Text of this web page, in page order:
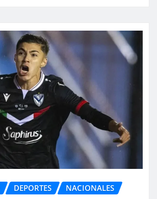
DEPORTES NACIONALES